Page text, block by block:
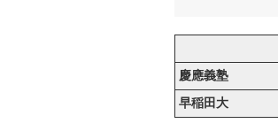
慶應義塾
早稲田大